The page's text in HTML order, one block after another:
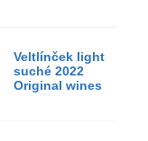
Veltlínček light
suché 2022
Original wines